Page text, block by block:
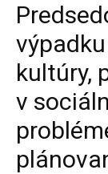
kultúry,
v